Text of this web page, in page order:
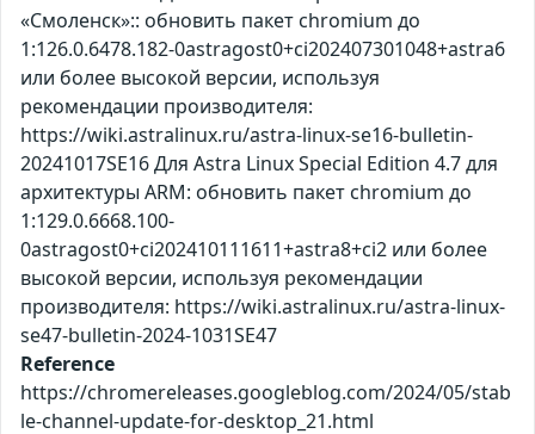
«Смоленск»:: обновить пакет chromium до
1:126.0.6478.182-0astragost0+ci202407301048+astra6
или более высокой версии, используя
рекомендации производителя:
https://wiki.astralinux.ru/astra-linux-se16-bulletin-
20241017SE16 Для Astra Linux Special Edition 4.7 для
архитектуры ARM: обновить пакет chromium до
1:129.0.6668.100-
0astragost0+ci202410111611+astra8+ci2 или более
высокой версии, используя рекомендации
производителя: https://wiki.astralinux.ru/astra-linux-
se47-bulletin-2024-1031SE47
Reference
https://chromereleases.googleblog.com/2024/05/stab
le-channel-update-for-desktop_21.html